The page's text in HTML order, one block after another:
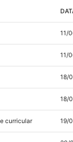
11/
11/
18/
18/
curricular 19/